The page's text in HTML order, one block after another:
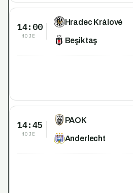
14:00
HOJE
Hradec Králové
Beşiktaş
14:45
HOJE
PAOK
Anderlecht